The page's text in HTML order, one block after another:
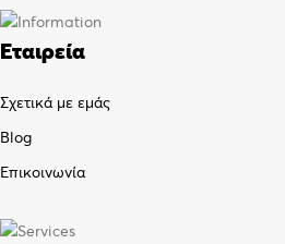
Εταιρεία
Σχετικά με εμάς
Blog
Επικοινωνία